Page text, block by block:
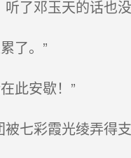
了邓玉天的话也没
了。”
此安歇！”
七彩霞光绫弄得支